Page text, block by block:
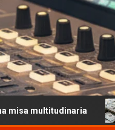
Dólar hoy y